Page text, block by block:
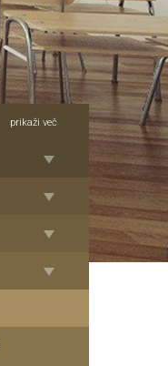
prikaži več